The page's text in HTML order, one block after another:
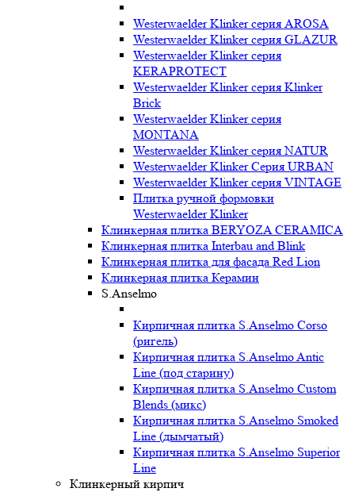
Westerwaelder Klinker серия AROSA
Westerwaelder Klinker серия GLAZUR
Westerwaelder Klinker серия
KERAPROTECT
Westerwaelder Klinker серия Klinker
Brick
Westerwaelder Klinker серия
MONTANA
Westerwaelder Klinker серия NATUR
Westerwaelder Klinker Серия URBAN
Westerwaelder Klinker серия VINTAGE
Плитка ручной формовки
Westerwaelder Klinker
Клинкерная плитка BERYOZA CERAMICA
Клинкерная плитка Interbau and Blink
Клинкерная плитка для фасада Red Lion
Клинкерная плитка Керамин
S.Anselmo
Кирпичная плитка S.Anselmo Corso
(ригель)
Кирпичная плитка S.Anselmo Antic
Line (под старину)
Кирпичная плитка S.Anselmo Custom
Blends (микс)
Кирпичная плитка S.Anselmo Smoked
Line (дымчатый)
Кирпичная плитка S.Anselmo Superior
Line
Клинкерный кирпич